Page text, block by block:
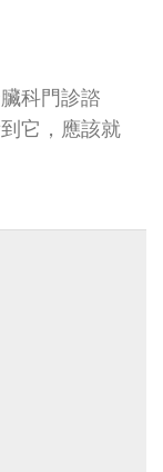
科門診諮
它，應該就